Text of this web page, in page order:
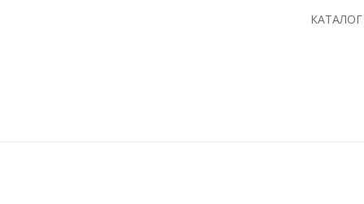
КАТАЛОГ